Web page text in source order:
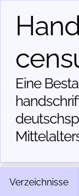
Eine
Verzeichnisse